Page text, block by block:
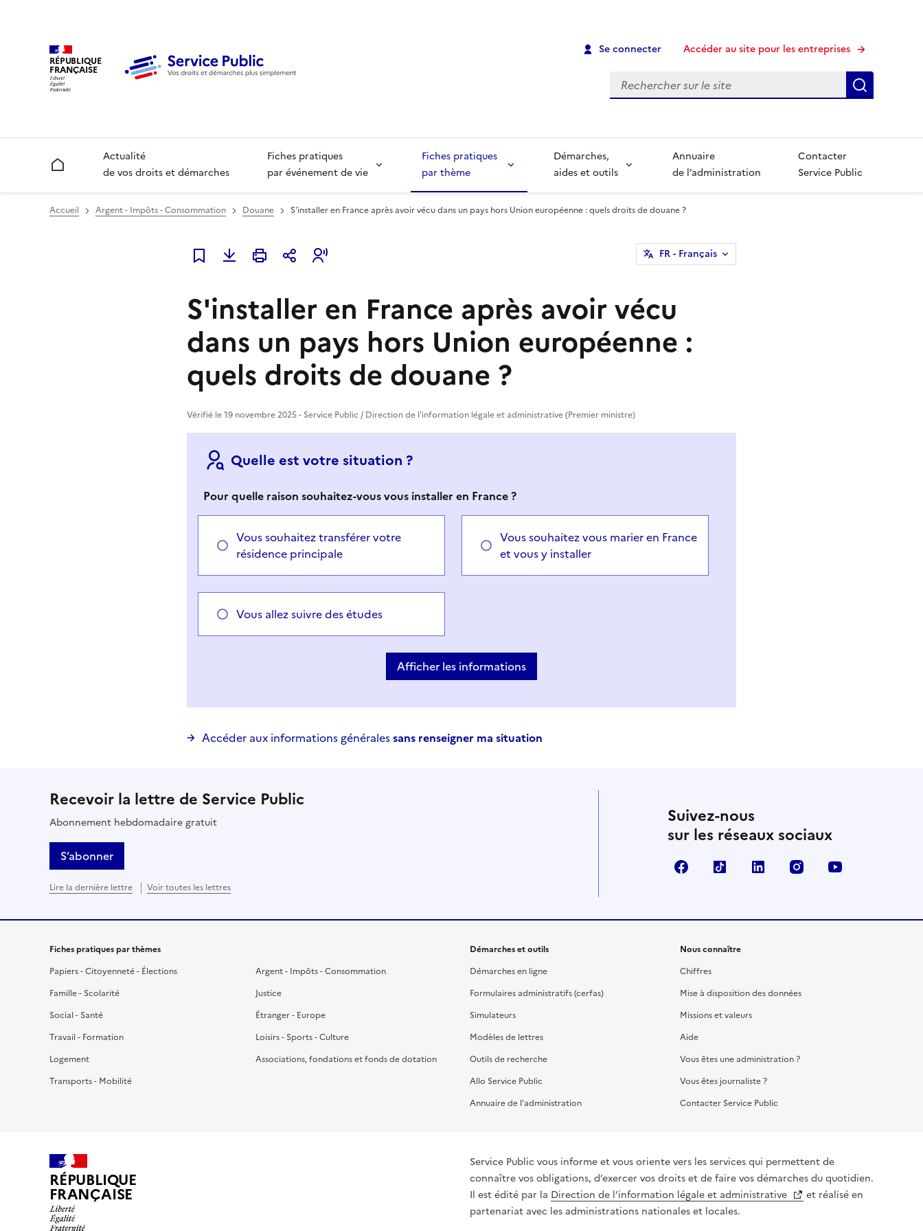
RÉPUBLIQUE
FRANÇAISE
Se connecter Accéder au site pour les entreprises
Recherche
Accueil
Actualité
de vos droits et démarches
Fiches pratiques
par événement de vie
Fiches pratiques
par thème
Démarches,
aides et outils
Annuaire
de l’administration
Contacter
Service Public
Accueil Argent - Impôts - Consommation Douane S'installer en France après avoir vécu dans un pays hors Union européenne : quels droits de douane ?
Ajouter à mes favoris
FR- Français
S'installer en France après avoir vécu
dans un pays hors Union européenne :
quels droits de douane ?
Vérifié le 19 novembre 2025 - Service Public / Direction de l'information légale et administrative (Premier ministre)
Quelle est votre situation ?
Pour quelle raison souhaitez-vous vous installer en France ?
Vous souhaitez transférer votre
résidence principale
Vous souhaitez vous marier en France
et vous y installer
Vous allez suivre des études
Afficher les informations
Accéder aux informations généralessans renseigner ma situation
Recevoir la lettre de Service Public
Abonnement hebdomadaire gratuit
S’abonner
Lire la dernière lettre Voir toutes les lettres
Suivez-nous
sur les réseaux sociaux
FacebookTikTok LinkedIn Instagram
Fiches pratiques par thèmes
Papiers - Citoyenneté - Élections
Famille - Scolarité
Social - Santé
Travail - Formation
Logement
Transports - Mobilité
Argent - Impôts - Consommation
Justice
Étranger - Europe
Loisirs - Sports - Culture
Associations, fondations et fonds de dotation
Démarches et outils
Démarches en ligne
Formulaires administratifs (cerfas)
Simulateurs
Modèles de lettres
Outils de recherche
Allo Service Public
Annuaire de l'administration
Nous connaître
Chiffres
Mise à disposition des données
Missions et valeurs
Aide
Vous êtes une administration ?
Vous êtes journaliste ?
Contacter Service Public
RÉPUBLIQUE
FRANÇAISE
Service Public vous informe et vous oriente vers les services qui permettent de
connaître vos obligations, d’exercer vos droits et de faire vos démarches du quotidien.
Il est édité par la Direction de l’information légale et administrative
et réalisé en
partenariat avec les administrations nationales et locales.